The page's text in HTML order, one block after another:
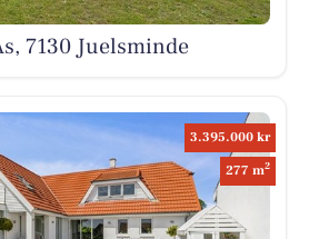
7130 Juelsminde
3.395.000 kr
277 m2